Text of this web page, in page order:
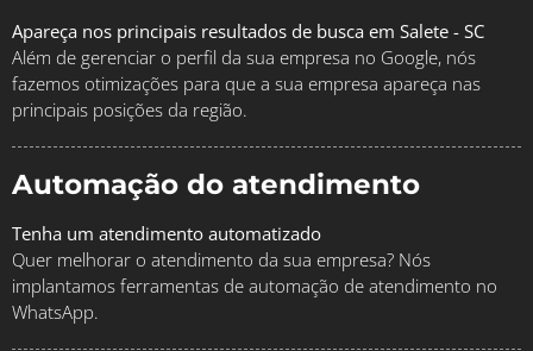
Apareça nos principais resultados de busca em Salete - SC
Além de gerenciar o perfil da sua empresa no Google, nós
fazemos otimizações para que a sua empresa apareça nas
principais posições da região.
Automação do atendimento
Tenha um atendimento automatizado
Quer melhorar o atendimento da sua empresa? Nós
implantamos ferramentas de automação de atendimento no
WhatsApp.